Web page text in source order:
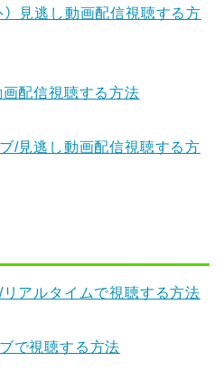
）見逃し動画配信視聴する方
配信視聴する方法
/見逃し動画配信視聴する方
アルタイムで視聴する方法
で視聴する方法